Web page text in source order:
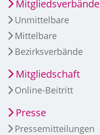
Mitgliedsverbände
Unmittelbare
Mittelbare
Bezirksverbände
Mitgliedschaft
Online-Beitritt
Presse
Pressemitteilungen